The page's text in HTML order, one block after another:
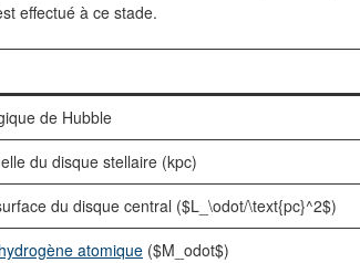
effectué à ce stade.
de Hubble
du disque stellaire (kpc)
du disque central ($L_\odot/\text{pc}^2$)
hydrogène atomique ($M_odot$)